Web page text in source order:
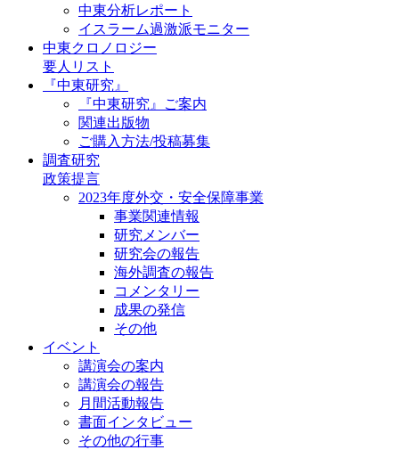
中東分析レポート
イスラーム過激派モニター
中東クロノロジー
要人リスト
『中東研究』
『中東研究』ご案内
関連出版物
ご購入方法/投稿募集
調査研究
政策提言
2023年度外交・安全保障事業
事業関連情報
研究メンバー
研究会の報告
海外調査の報告
コメンタリー
成果の発信
その他
イベント
講演会の案内
講演会の報告
月間活動報告
書面インタビュー
その他の行事